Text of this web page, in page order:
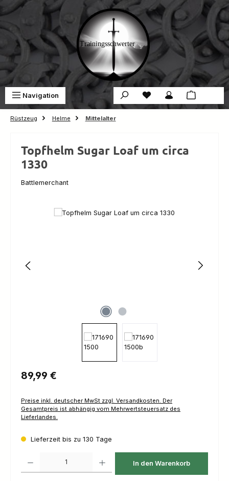
Zum Hauptinhalt springen
Navigation Du hast 0 Produkte auf
Rüstzeug Helme Mittelalter
Topfhelm Sugar Loaf um circa
1330
Battlemerchant
Bildergalerie überspringen
Regulärer Preis:
89,99 €
Preise inkl. deutscher MwSt zzgl. Versandkosten. Der
Gesamtpreis ist abhängig vom Mehrwertsteuersatz des
Lieferlandes.
Lieferzeit bis zu 130 Tage
In den Warenkorb